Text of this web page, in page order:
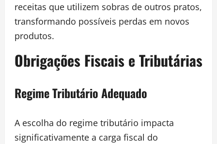
receitas que utilizem sobras de outros pratos,
transformando possíveis perdas em novos
produtos.
Obrigações Fiscais e Tributárias
Regime Tributário Adequado
A escolha do regime tributário impacta
significativamente a carga fiscal do